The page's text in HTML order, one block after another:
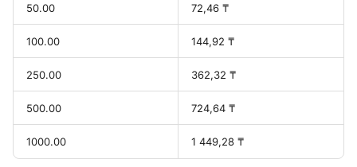
50.00 72,46 ₸
100.00 144,92 ₸
250.00 362,32 ₸
500.00 724,64 ₸
1000.00 1 449,28 ₸